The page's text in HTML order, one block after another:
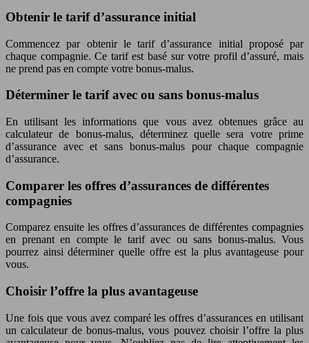
Obtenir le tarif d’assurance initial
Commencez par obtenir le tarif d’assurance initial proposé par
chaque compagnie. Ce tarif est basé sur votre profil d’assuré, mais
ne prend pas en compte votre bonus-malus.
Déterminer le tarif avec ou sans bonus-malus
En utilisant les informations que vous avez obtenues grâce au
calculateur de bonus-malus, déterminez quelle sera votre prime
d’assurance avec et sans bonus-malus pour chaque compagnie
d’assurance.
Comparer les offres d’assurances de différentes
compagnies
Comparez ensuite les offres d’assurances de différentes compagnies
en prenant en compte le tarif avec ou sans bonus-malus. Vous
pourrez ainsi déterminer quelle offre est la plus avantageuse pour
vous.
Choisir l’offre la plus avantageuse
Une fois que vous avez comparé les offres d’assurances en utilisant
un calculateur de bonus-malus, vous pouvez choisir l’offre la plus